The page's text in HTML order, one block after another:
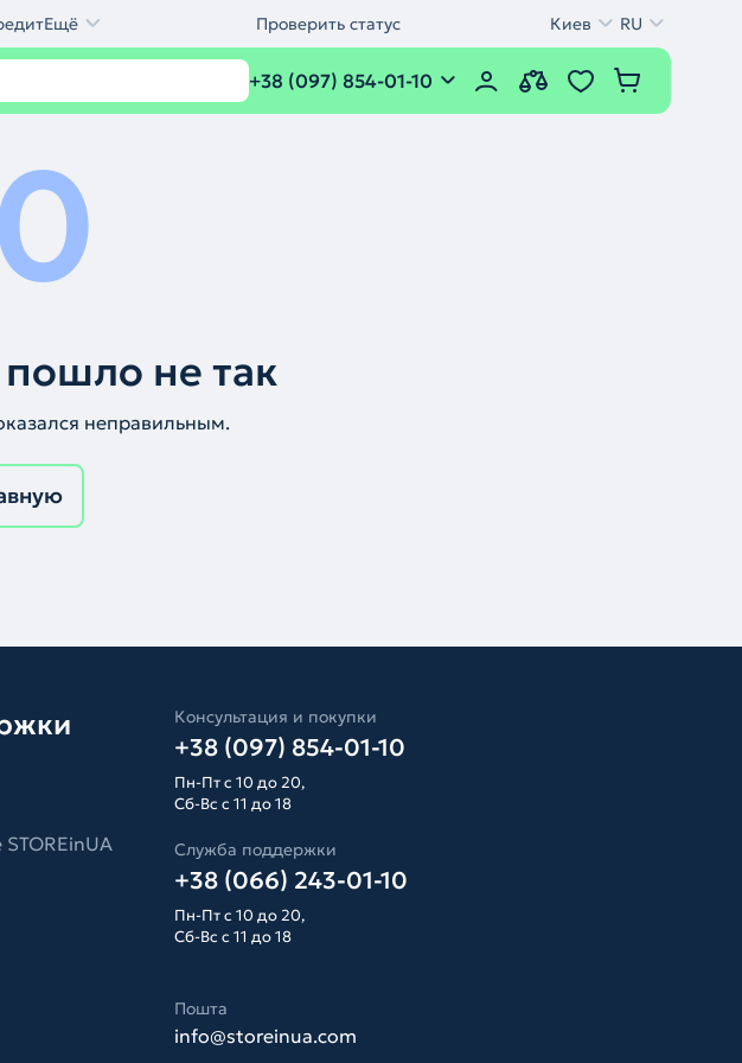
Ещё Проверить статус Киев RU
+38 (097) 854-01-10
не так
неправильным.
Консультация и покупки
+38 (097) 854-01-10
Пн-Пт с 10 до 20,
Сб-Вс с 11 до 18
Служба поддержки
+38 (066) 243-01-10
Пн-Пт с 10 до 20,
Сб-Вс с 11 до 18
Пошта
info@storeinua.com